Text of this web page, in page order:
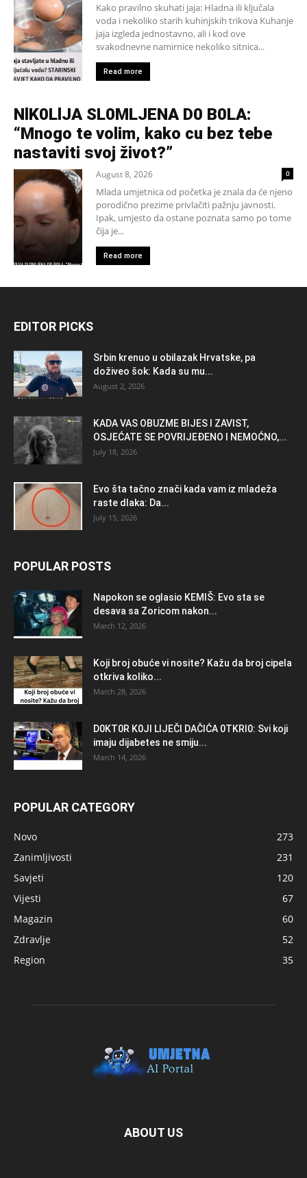
Kako pravilno skuhati jaja: Hladna ili ključala
voda i nekoliko starih kuhinjskih trikova Kuhanje
jaja izgleda jednostavno, ali i kod ove
svakodnevne namirnice nekoliko sitnica...
Read more
NlK0LlJA SL0MLJENA D0 B0LA:
“Mnogo te volim, kako cu bez tebe
nastaviti svoj život?”
August 8, 2026 0
Mlada umjetnica od početka je znala da će njeno
porodično prezime privlačiti pažnju javnosti.
Ipak, umjesto da ostane poznata samo po tome
čija je...
Read more
EDITOR PICKS
Srbin krenuo u obilazak Hrvatske, pa
doživeo šok: Kada su mu...
August 2, 2026
KADA VAS OBUZME BIJES I ZAVIST,
OSJEĆATE SE POVRIJEĐENO I NEMOĆNO,...
July 18, 2026
Evo šta tačno znači kada vam iz mladeža
raste dlaka: Da...
July 15, 2026
POPULAR POSTS
Napokon se oglasio KEMlŠ: Evo sta se
desava sa Zoricom nakon...
March 12, 2026
Koji broj obuće vi nosite? Kažu da broj cipela
otkriva koliko...
March 28, 2026
D0KT0R K0Jl LlJEČl DAČlĆA 0TKRl0: Svi koji
imaju dijabetes ne smiju...
March 14, 2026
POPULAR CATEGORY
Novo
273
Zanimljivosti
231
Savjeti
120
Vijesti
67
Magazin
60
Zdravlje
52
Region
35
ABOUT US